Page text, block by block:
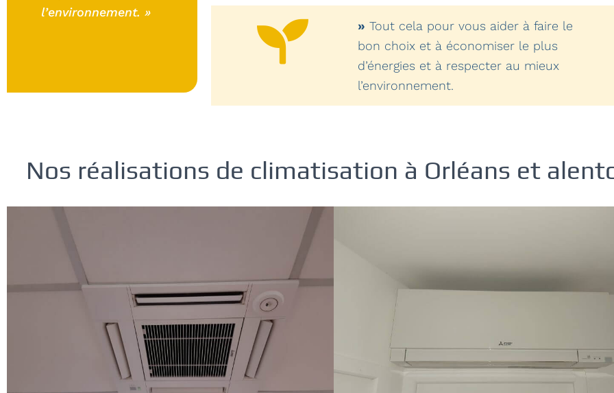
l’environnement. »
» Tout cela pour vous aider à faire le
bon choix et à économiser le plus
d’énergies et à respecter au mieux
l’environnement.
Nos réalisations de climatisation à Orléans et